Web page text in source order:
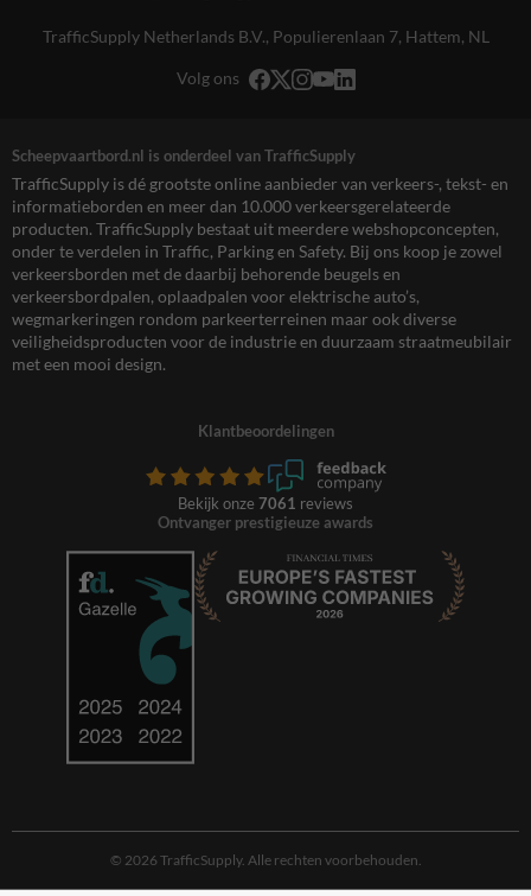
TrafficSupply Netherlands B.V., Populierenlaan 7, Hattem, NL
Volg ons
Scheepvaartbord.nl is onderdeel van TrafficSupply
TrafficSupply is dé grootste online aanbieder van verkeers-, tekst- en
informatieborden en meer dan 10.000 verkeersgerelateerde
producten. TrafficSupply bestaat uit meerdere webshopconcepten,
onder te verdelen in Traffic, Parking en Safety. Bij ons koop je zowel
verkeersborden met de daarbij behorende beugels en
verkeersbordpalen, oplaadpalen voor elektrische auto’s,
wegmarkeringen rondom parkeerterreinen maar ook diverse
veiligheidsproducten voor de industrie en duurzaam straatmeubilair
met een mooi design.
Klantbeoordelingen
Bekijk onze 7061 reviews
Ontvanger prestigieuze awards
© 2026 TrafficSupply. Alle rechten voorbehouden.